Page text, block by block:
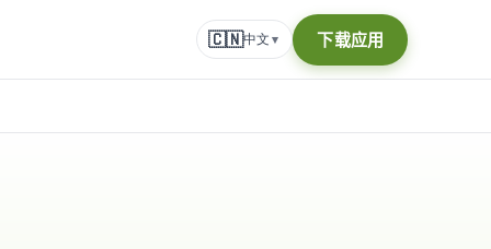
🇨🇳中文 ▾ 下载应用